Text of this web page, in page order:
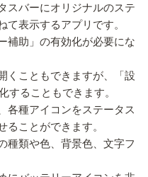
スバーにオリジナルのステ
て表示するアプリです。
補助」の有効化が必要にな
くこともできますが、「設
することもできます。
各種アイコンをステータス
ることができます。
種類や色、背景色、文字フ